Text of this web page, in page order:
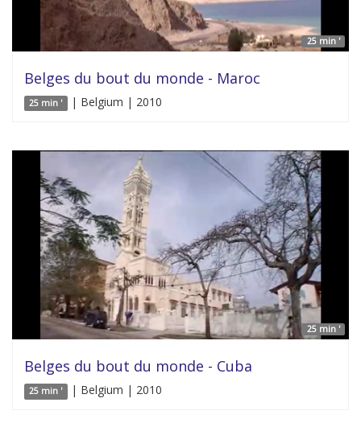
25 min '
Belges du bout du monde - Maroc
25 min ' | Belgium | 2010
25 min '
Belges du bout du monde - Cuba
25 min ' | Belgium | 2010